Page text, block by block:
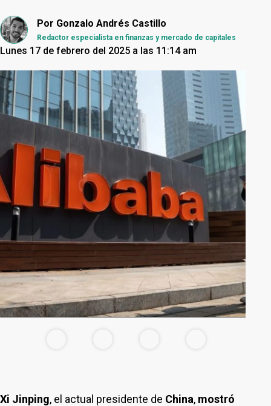
Por Gonzalo Andrés Castillo
Redactor especialista en finanzas y mercado de capitales
Lunes 17 de febrero del 2025 a las 11:14 am
Xi Jinping, el actual presidente de China, mostró